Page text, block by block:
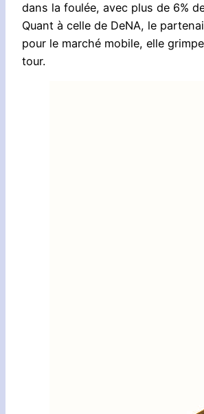
dans la foulée, avec plus de 6%
Quant à celle de DeNA, le
pour le marché mobile, elle
tour.